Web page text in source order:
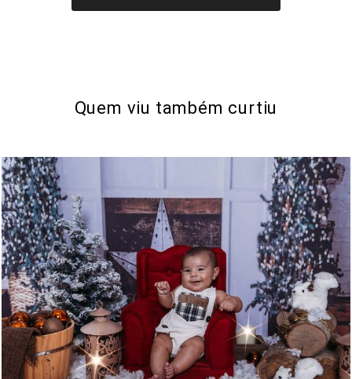
Quem viu também curtiu
504 11